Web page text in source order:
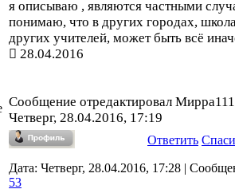
я описываю , являются частными
понимаю, что в других городах,
других учителей, может быть всё
28.04.2016
Сообщение отредактировал Мирра111
Четверг, 28.04.2016, 17:19
Ответить
Дата: Четверг, 28.04.2016, 17:28 |
53